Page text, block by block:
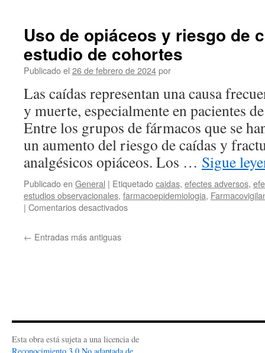
Uso de opiáceos y riesgo de
estudio de cohortes
Publicado el 26 de febrero de 2024por
Las caídas representan una causa
y muerte, especialmente en pacientes
Entre los grupos de fármacos que se
un aumento del riesgo de caídas y
analgésicos opiáceos. Los … Sigue
Publicado en General | Etiquetadocaidas, efectes adversos,
estudios observacionales, farmacoepidemiologia,
| Comentarios desactivados
← Entradas más antiguas
Esta obra está sujeta a una licencia de